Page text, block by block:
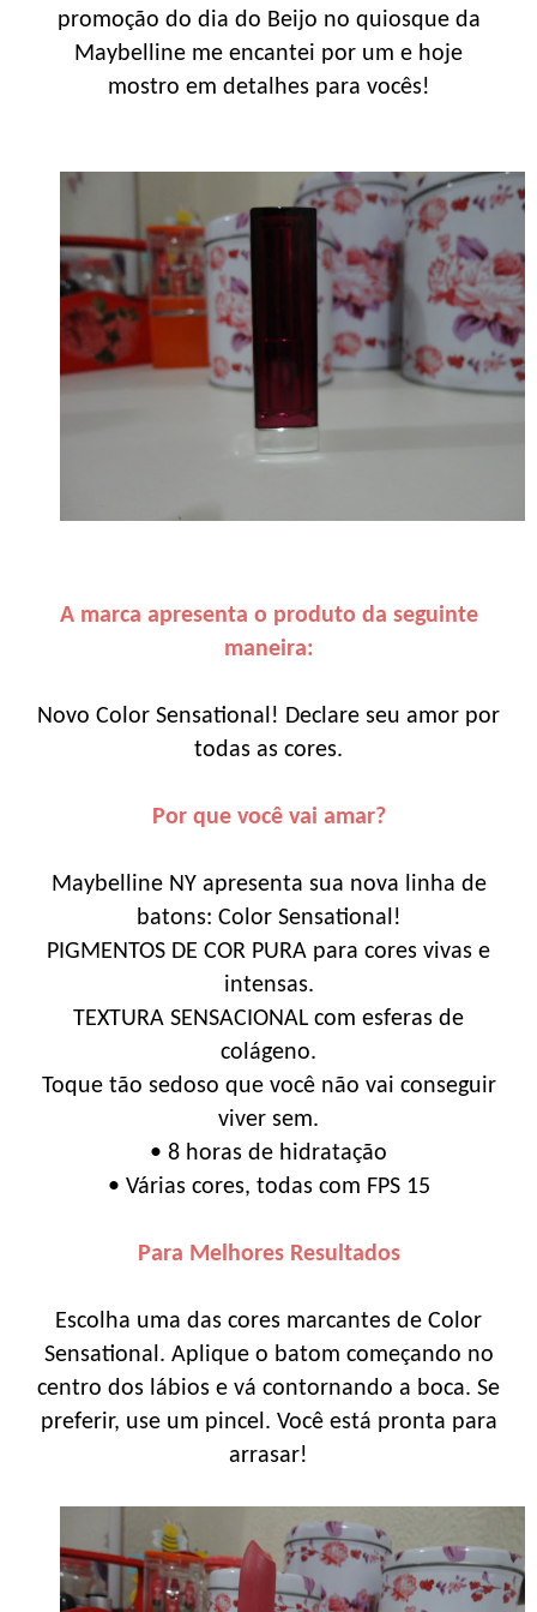
promoção do dia do Beijo no quiosque da
Maybelline me encantei por um e hoje
mostro em detalhes para vocês!
A marca apresenta o produto da seguinte
maneira:
Novo Color Sensational! Declare seu amor por
todas as cores.
Por que você vai amar?
Maybelline NY apresenta sua nova linha de
batons: Color Sensational!
PIGMENTOS DE COR PURA para cores vivas e
intensas.
TEXTURA SENSACIONAL com esferas de
colágeno.
Toque tão sedoso que você não vai conseguir
viver sem.
• 8 horas de hidratação
• Várias cores, todas com FPS 15
Para Melhores Resultados
Escolha uma das cores marcantes de Color
Sensational. Aplique o batom começando no
centro dos lábios e vá contornando a boca. Se
preferir, use um pincel. Você está pronta para
arrasar!